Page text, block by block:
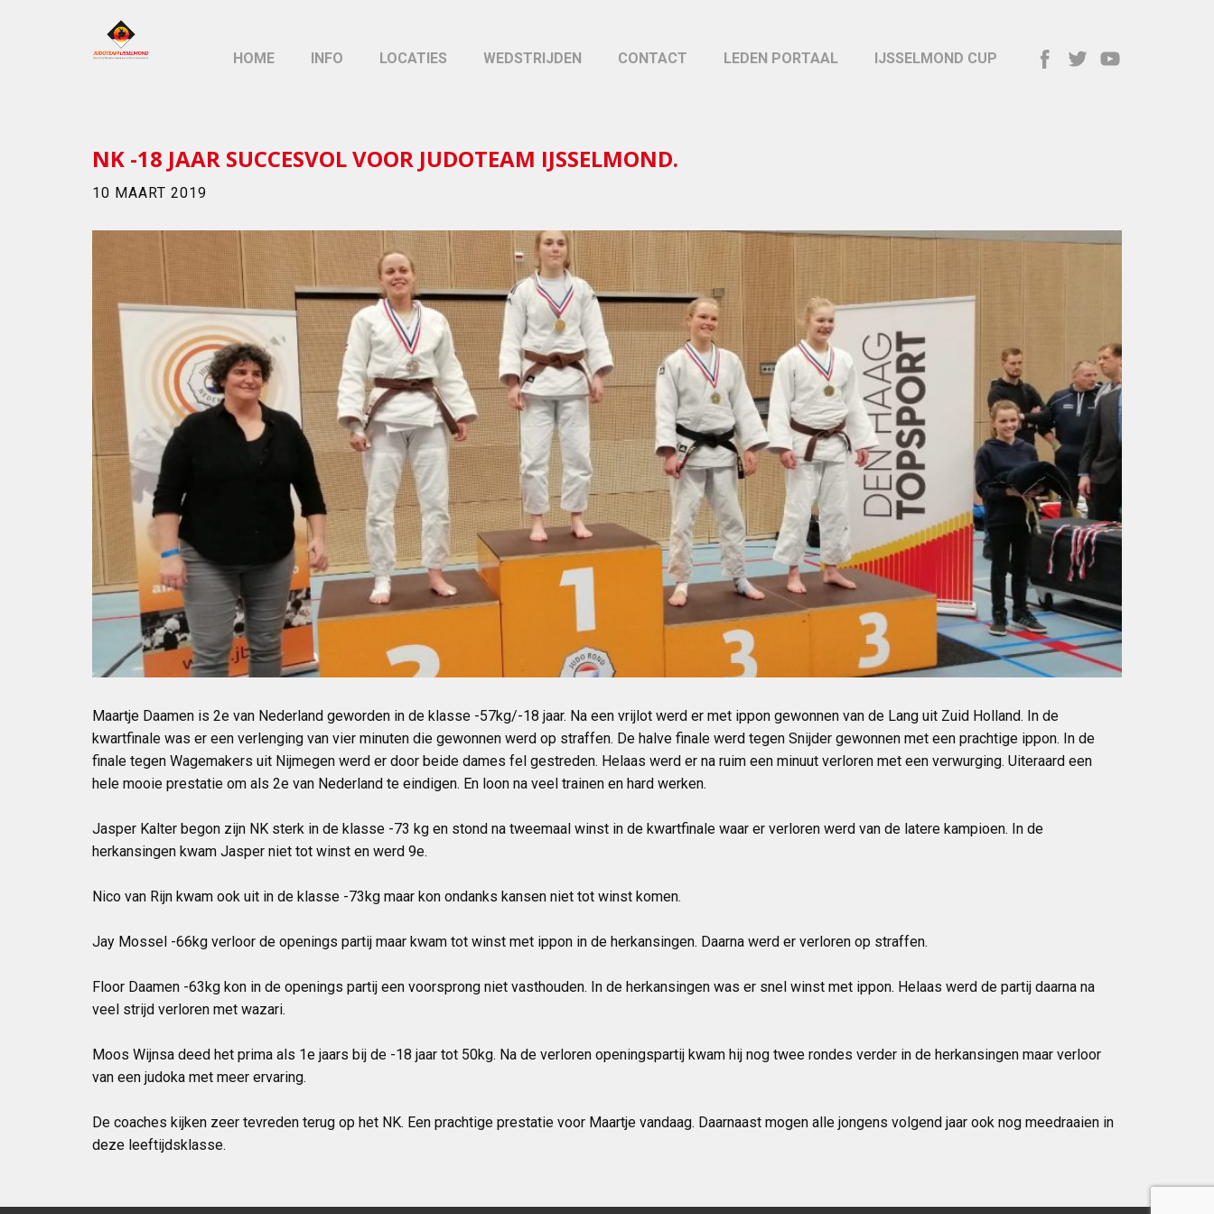
HOME INFO LOCATIES WEDSTRIJDEN CONTACT LEDEN PORTAAL IJSSELMOND CUP
NK -18 JAAR SUCCESVOL VOOR JUDOTEAM IJSSELMOND.
10 MAART 2019
Maartje Daamen is 2e van Nederland geworden in de klasse -57kg/-18 jaar. Na een vrijlot werd er met ippon gewonnen van de Lang uit Zuid Holland. In de
kwartfinale was er een verlenging van vier minuten die gewonnen werd op straffen. De halve finale werd tegen Snijder gewonnen met een prachtige ippon. In de
finale tegen Wagemakers uit Nijmegen werd er door beide dames fel gestreden. Helaas werd er na ruim een minuut verloren met een verwurging. Uiteraard een
hele mooie prestatie om als 2e van Nederland te eindigen. En loon na veel trainen en hard werken.
Jasper Kalter begon zijn NK sterk in de klasse -73 kg en stond na tweemaal winst in de kwartfinale waar er verloren werd van de latere kampioen. In de
herkansingen kwam Jasper niet tot winst en werd 9e.
Nico van Rijn kwam ook uit in de klasse -73kg maar kon ondanks kansen niet tot winst komen.
Jay Mossel -66kg verloor de openings partij maar kwam tot winst met ippon in de herkansingen. Daarna werd er verloren op straffen.
Floor Daamen -63kg kon in de openings partij een voorsprong niet vasthouden. In de herkansingen was er snel winst met ippon. Helaas werd de partij daarna na
veel strijd verloren met wazari.
Moos Wijnsa deed het prima als 1e jaars bij de -18 jaar tot 50kg. Na de verloren openingspartij kwam hij nog twee rondes verder in de herkansingen maar verloor
van een judoka met meer ervaring.
De coaches kijken zeer tevreden terug op het NK. Een prachtige prestatie voor Maartje vandaag. Daarnaast mogen alle jongens volgend jaar ook nog meedraaien in
deze leeftijdsklasse.